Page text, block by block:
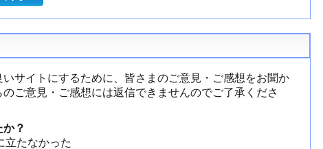
サイトにするために、皆さまのご意見・ご感想をお聞か
ご意見・ご感想には返信できませんのでご了承くださ
？
立たなかった